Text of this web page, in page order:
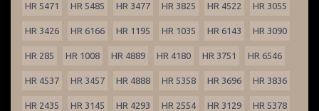
HR 5471 HR 5485 HR 3477 HR 3825 HR 4522 HR 3055
HR 3426 HR 6166 HR 1195 HR 1035 HR 6143 HR 3090
HR 285 HR 1008 HR 4889 HR 4180 HR 3751 HR 6546
HR 4537 HR 3457 HR 4888 HR 5358 HR 3696 HR 3836
HR 2435 HR 3145 HR 4293 HR 2554 HR 3129 HR 5378